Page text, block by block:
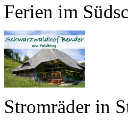
Ferien im
Stromräder in